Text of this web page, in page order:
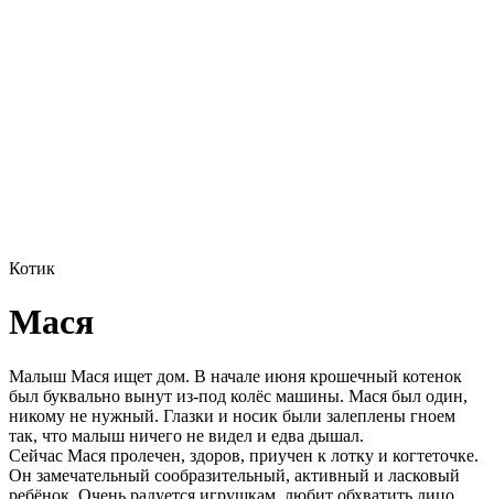
Котик
Мася
Малыш Мася ищет дом. В начале июня крошечный котенок
был буквально вынут из-под колёс машины. Мася был один,
никому не нужный. Глазки и носик были залеплены гноем
так, что малыш ничего не видел и едва дышал.
Сейчас Мася пролечен, здоров, приучен к лотку и когтеточке.
Он замечательный сообразительный, активный и ласковый
ребёнок. Очень радуется игрушкам, любит обхватить лицо